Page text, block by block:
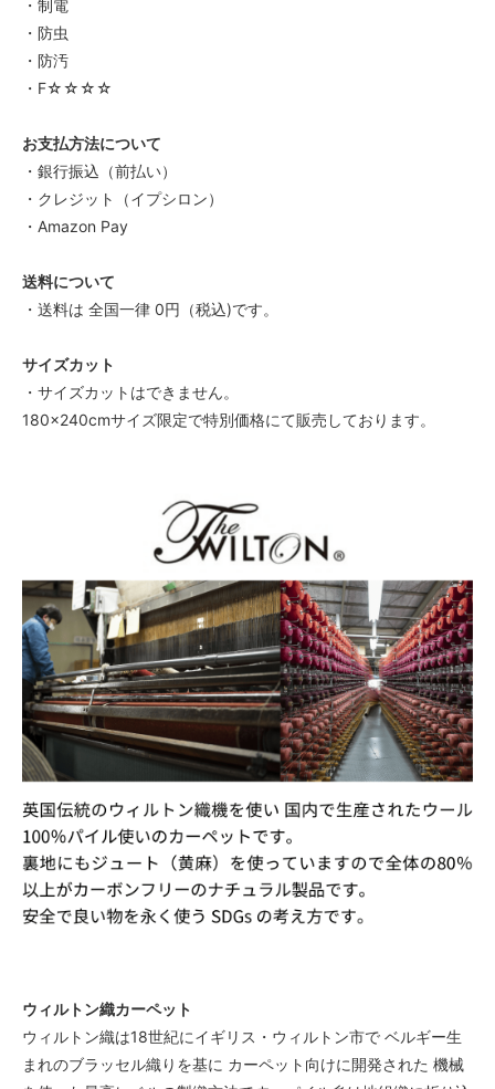
・制電
・防虫
・防汚
・F☆☆☆☆
お支払方法について
・銀行振込（前払い）
・クレジット（イプシロン）
・Amazon Pay
送料について
・送料は 全国一律 0円（税込)です。
サイズカット
・サイズカットはできません。
180×240cmサイズ限定で特別価格にて販売しております。
ウィルトン織カーペット
ウィルトン織は18世紀にイギリス・ウィルトン市で ベルギー生
まれのブラッセル織りを基に カーペット向けに開発された 機械